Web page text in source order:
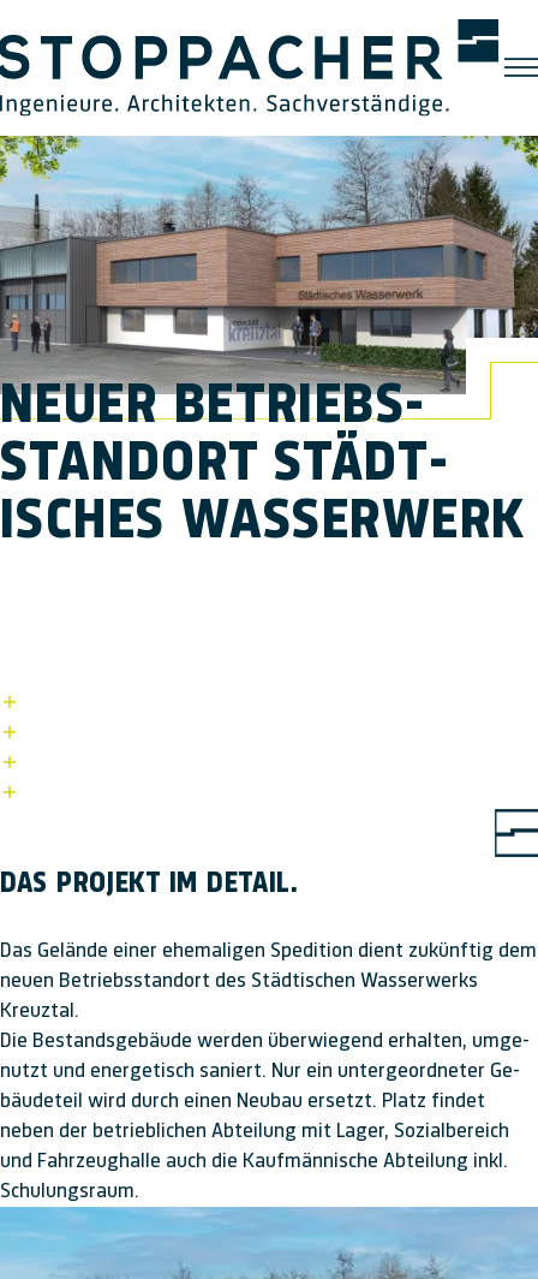
NEUER BETRIEBS­
STANDORT STÄDT­
ISCHES WASSER­WERK
DAS PROJEKT IM DETAIL.
Das Gelände einer ehemaligen Spedition dient zukünftig dem
neuen Betriebs­standort des Städtischen Wasserwerks
Kreuztal.
Die Bestands­ge­bäude werden über­wie­gend er­halten, um­ge­
nutzt und ener­getisch saniert. Nur ein unter­ge­ordneter Ge­
bäude­teil wird durch einen Neu­bau er­setzt. Platz findet
neben der be­trieb­lichen Ab­teilung mit Lager, Sozial­bereich
und Fahr­zeug­halle auch die Kauf­männische Ab­teilung inkl.
Schulungs­raum.